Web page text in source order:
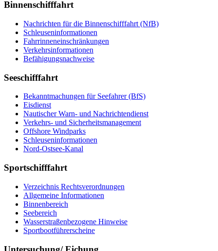
Binnenschifffahrt
Nachrichten für die Binnenschifffahrt (NfB)
Schleuseninformationen
Fahrrinneneinschränkungen
Verkehrsinformationen
Befähigungsnachweise
Seeschifffahrt
Bekanntmachungen für Seefahrer (BfS)
Eisdienst
Nautischer Warn- und Nachrichtendienst
Verkehrs- und Sicherheitsmanagement
Offshore Windparks
Schleuseninformationen
Nord-Ostsee-Kanal
Sportschifffahrt
Verzeichnis Rechtsverordnungen
Allgemeine Informationen
Binnenbereich
Seebereich
Wasserstraßenbezogene Hinweise
Sportbootführerscheine